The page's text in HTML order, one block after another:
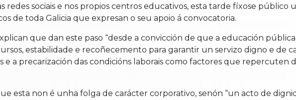
redes sociais e nos propios centros educativos, esta tarde fíxose
de toda Galicia que expresan o seu apoio á convocatoria.
que dan este paso “desde a convicción de que a educación
estabilidade e recoñecemento para garantir un servizo digno e de
e a precarización das condicións laborais como factores que
esta non é unha folga de carácter corporativo, senón “un acto de